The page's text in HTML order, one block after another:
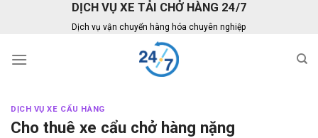
DỊCH VỤ XE TẢI CHỞ HÀNG 24/7
Dịch vụ vận chuyển hàng hóa chuyên nghiệp
DỊCH VỤ XE CẨU HÀNG
Cho thuê xe cẩu chở hàng nặng